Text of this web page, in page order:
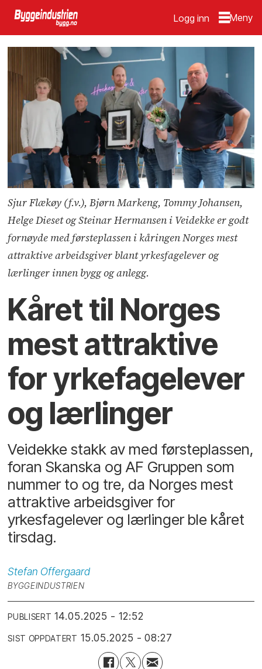
Logg inn
Sjur Flækøy (f.v.), Bjørn Markeng, Tommy Johansen,
Helge Dieset og Steinar Hermansen i Veidekke er godt
fornøyde med førsteplassen i kåringen Norges mest
attraktive arbeidsgiver blant yrkesfagelever og
lærlinger innen bygg og anlegg.
Kåret til Norges
mest attraktive
for yrkefagelever
og lærlinger
Veidekke stakk av med førsteplassen,
foran Skanska og AF Gruppen som
nummer to og tre, da Norges mest
attraktive arbeidsgiverfor
yrkesfagelever og lærlingerble kåret
tirsdag.
Stefan Offergaard
BYGGEINDUSTRIEN
PUBLISERT 14.05.2025 - 12:52
SIST OPPDATERT 15.05.2025 - 08:27